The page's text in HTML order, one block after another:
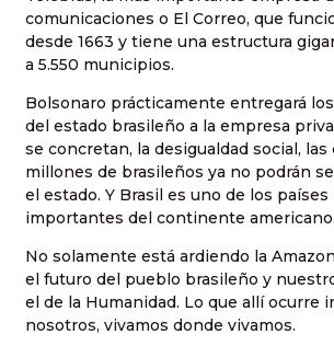
comunicaciones o El Correo, que
desde 1663 y tiene una estructura
a 5.550 municipios.
Bolsonaro prácticamente entregará
del estado brasileño a la empresa
se concretan, la desigualdad social, las
millones de brasileños ya no podrán
el estado. Y Brasil es uno de los países
importantes del continente americano.
No solamente está ardiendo la
el futuro del pueblo brasileño y
el de la Humanidad. Lo que allí ocurre
nosotros, vivamos donde vivamos.